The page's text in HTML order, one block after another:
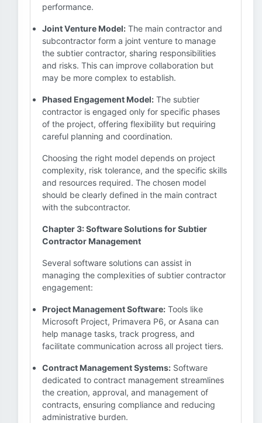
performance.
Joint Venture Model: The main contractor and
subcontractor form a joint venture to manage
the subtier contractor, sharing responsibilities
and risks. This can improve collaboration but
may be more complex to establish.
Phased Engagement Model: The subtier
contractor is engaged only for specific phases
of the project, offering flexibility but requiring
careful planning and coordination.
Choosing the right model depends on project
complexity, risk tolerance, and the specific skills
and resources required. The chosen model
should be clearly defined in the main contract
with the subcontractor.
Chapter 3: Software Solutions for Subtier
Contractor Management
Several software solutions can assist in
managing the complexities of subtier contractor
engagement:
Project Management Software: Tools like
Microsoft Project, Primavera P6, or Asana can
help manage tasks, track progress, and
facilitate communication across all project tiers.
Contract Management Systems: Software
dedicated to contract management streamlines
the creation, approval, and management of
contracts, ensuring compliance and reducing
administrative burden.